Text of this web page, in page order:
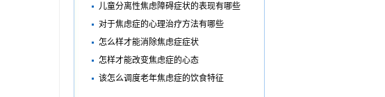
儿童分离性焦虑障碍症状的表现有哪些
对于焦虑症的心理治疗方法有哪些
怎么样才能消除焦虑症症状
怎样才能改变焦虑症的心态
该怎么调度老年焦虑症的饮食特征